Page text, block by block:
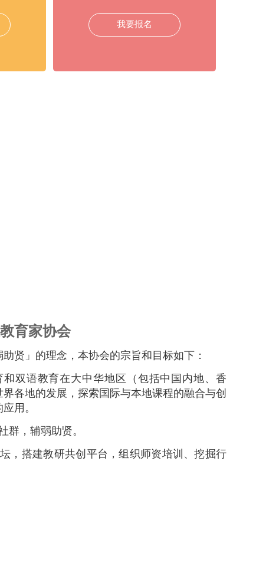
我要报名
育家协会
贤」的理念，本协会的宗旨和目标如下：
双语教育在大中华地区（包括中国内地、香
各地的发展，探索国际与本地课程的融合与创
用。
群，辅弱助贤。
，搭建教研共创平台，组织师资培训、挖掘行
育科技，开展公益宣传，建设数字化服务平台
众。